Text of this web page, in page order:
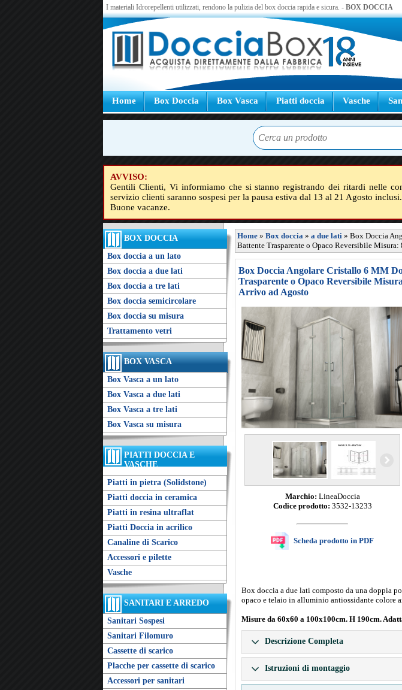
I materiali Idrorepellenti utilizzati, rendono la pulizia del box doccia rapida e sicura. - BOX DOCCIA
Home Box Doccia Box Vasca Piatti doccia Vasche
AVVISO:
Gentili Clienti, Vi informiamo che si stanno registrando dei ritardi nelle
servizio clienti saranno sospesi per la pausa estiva dal 13 al 21 Agosto inclusi.
Buone vacanze.
BOX DOCCIA
Box doccia a un lato
Box doccia a due lati
Box doccia a tre lati
Box doccia semicircolare
Box doccia su misura
Trattamento vetri
BOX VASCA
Box Vasca a un lato
Box Vasca a due lati
Box Vasca a tre lati
Box Vasca su misura
PIATTI DOCCIA E
VASCHE
Piatti in pietra (Solidstone)
Piatti doccia in ceramica
Piatti in resina ultraflat
Piatti Doccia in acrilico
Canaline di Scarico
Accessori e pilette
Vasche
SANITARI E ARREDO
Sanitari Sospesi
Sanitari Filomuro
Cassette di scarico
Placche per cassette di scarico
Accessori per sanitari
Home » Box doccia » a due lati » Box Doccia
Battente Trasparente o Opaco Reversibile
Box Doccia Angolare Cristallo 6 MM
Trasparente o Opaco Reversibile
Arrivo ad Agosto
Marchio: LineaDoccia
Codice prodotto: 3532-13233
Scheda prodotto in PDF
Box doccia a due lati composto da una doppia
opaco e telaio in alluminio antiossidante colore
Misure da 60x60 a 100x100cm. H 190cm.
Descrizione Completa
Istruzioni di montaggio